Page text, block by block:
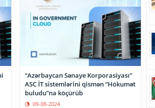
“Azərbaycan Sənaye Korporasiyası”
ASC İT sistemlərini qismən “Hökumət
buludu”na köçürüb
09-08-2024